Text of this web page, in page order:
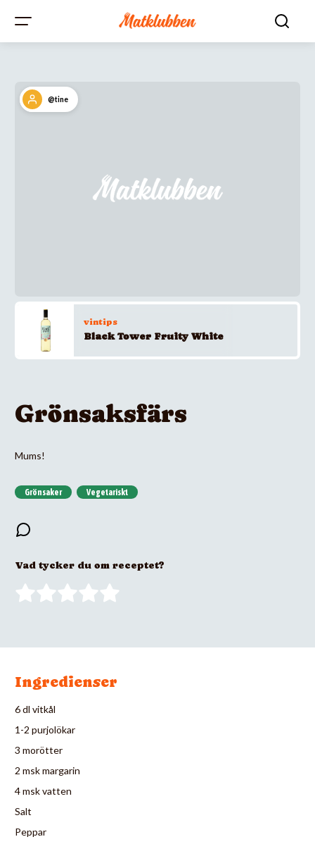
@tine
vintips
Black Tower Fruity White
Grönsaksfärs
Mums!
Grönsaker Vegetariskt
Vad tycker du om receptet?
Ingredienser
6 dl vitkål
1-2 purjolökar
3 morötter
2 msk margarin
4 msk vatten
Salt
Peppar